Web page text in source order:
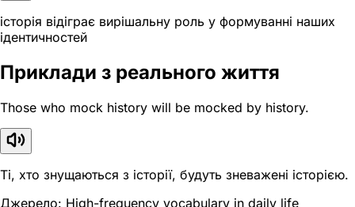
історія відіграє вирішальну роль у формуванні наших
ідентичностей
Приклади з реального життя
Those who mock history will be mocked by history.
Ті, хто знущаються з історії, будуть зневажені історією.
Джерело: High-frequency vocabulary in daily life